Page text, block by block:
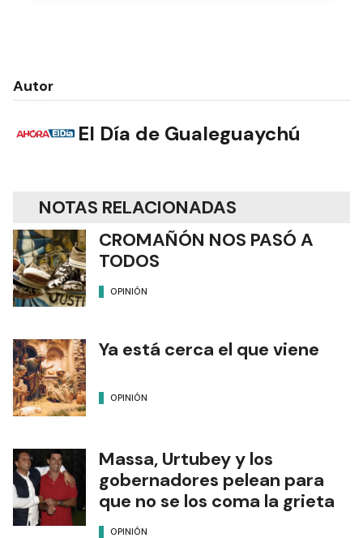
Autor
El Día de Gualeguaychú
NOTAS RELACIONADAS
CROMAÑÓN NOS PASÓ A
TODOS
OPINIÓN
Ya está cerca el que viene
OPINIÓN
Massa, Urtubey y los
gobernadores pelean para
que no se los coma la grieta
OPINIÓN